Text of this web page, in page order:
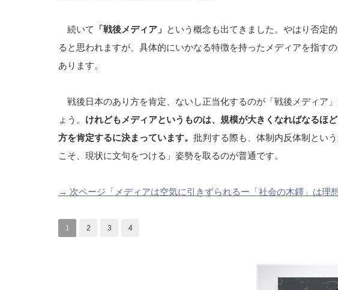
続いて 「戦後メディア」 という概念も出てきました。やはり否定
ると思われますが、具体的にいかなる特徴を持ったメディアを指す
あります。
戦後日本のあり方を肯定、ないし正当化するのが「戦後メディア
ょう。 けれどもメディアというものは、規模が大きくなればなるほ
方を肯定するに決まっています。 批判する際も、体制内反体制とい
こそ、現状に文句をつける」姿勢を取るのが普通です。
→ 次ページ「メディアは空気に引きずられるー「社会の木鐸」は理
1 2 3 4